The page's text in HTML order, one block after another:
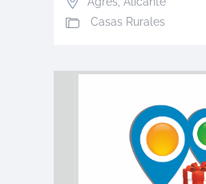
Casas Rurales